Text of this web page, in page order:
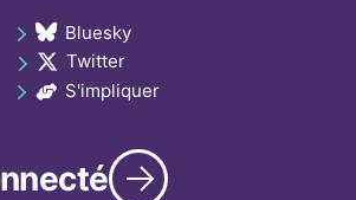
Bluesky
opens in a new tab
Twitter
opens in a new tab
S'impliquer
opens in a new tab